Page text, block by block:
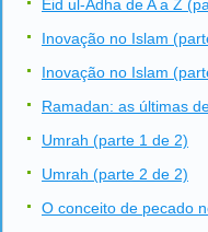
Eid ul-Adha de A a Z
Inovação no Islam
Inovação no Islam
Ramadan: as últimas
Umrah (parte 1 de 2)
Umrah (parte 2 de 2)
O conceito de pecado